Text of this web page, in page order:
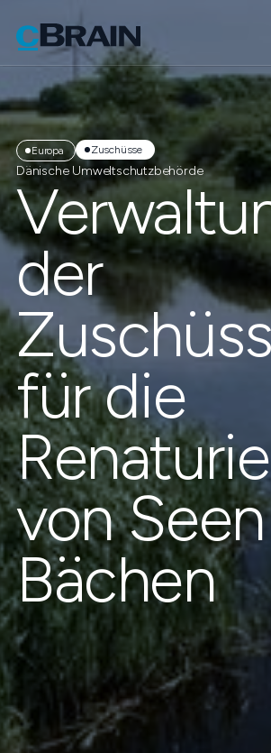
Zuschüsse
Europa
Dänische Umweltschutzbehörde
der
für die
von
Bächen